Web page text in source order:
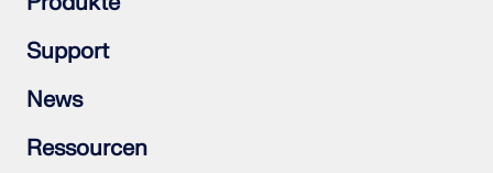
Stahlbau
Holzbau
Stahlanschlüsse
RFEM 6
RSTAB 9
RSECTION 1
RWIND 3
Support
Häufig gestellte Fragen (FAQs)
Individuelle Frage stellen
Schneelastzonen, Windzonen und Erdbebenzonen
Vertriebsteam kontaktieren
News
Newsletter abonnieren
Aktuelle Nachrichten
Ressourcen